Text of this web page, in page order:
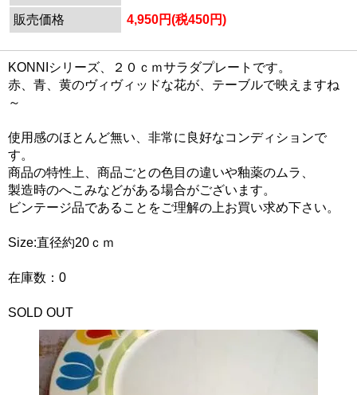
販売価格
4,950円(税450円)
KONNIシリーズ、２０ｃｍサラダプレートです。
赤、青、黄のヴィヴィッドな花が、テーブルで映えますね
～
使用感のほとんど無い、非常に良好なコンディションで
す。
商品の特性上、商品ごとの色目の違いや釉薬のムラ、
製造時のへこみなどがある場合がございます。
ビンテージ品であることをご理解の上お買い求め下さい。
Size:直径約20ｃｍ
在庫数：0
SOLD OUT